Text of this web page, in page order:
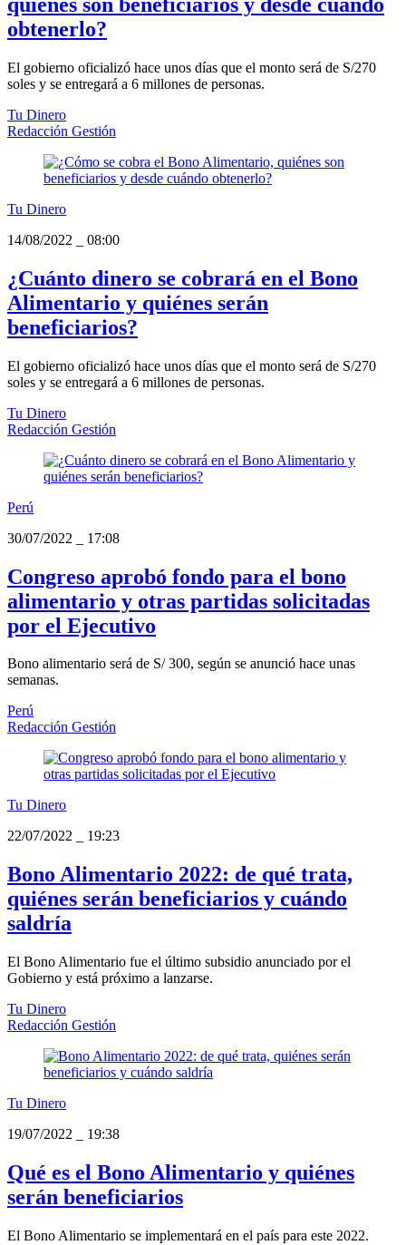
obtenerlo?
El gobierno oficializó hace unos días que el monto será de S/270
soles y se entregará a 6 millones de personas.
Tu Dinero
Redacción Gestión
Tu Dinero
14/08/2022
08:00
¿Cuánto dinero se cobrará en el Bono
Alimentario y quiénes serán
beneficiarios?
El gobierno oficializó hace unos días que el monto será de S/270
soles y se entregará a 6 millones de personas.
Tu Dinero
Redacción Gestión
Perú
30/07/2022
17:08
Congreso aprobó fondo para el bono
alimentario y otras partidas solicitadas
por el Ejecutivo
Bono alimentario será de S/ 300, según se anunció hace unas
semanas.
Perú
Redacción Gestión
Tu Dinero
22/07/2022
19:23
Bono Alimentario 2022: de qué trata,
quiénes serán beneficiarios y cuándo
saldría
El Bono Alimentario fue el último subsidio anunciado por el
Gobierno y está próximo a lanzarse.
Tu Dinero
Redacción Gestión
Tu Dinero
19/07/2022
19:38
Qué es el Bono Alimentario y quiénes
serán beneficiarios
El Bono Alimentario se implementará en el país para este 2022.